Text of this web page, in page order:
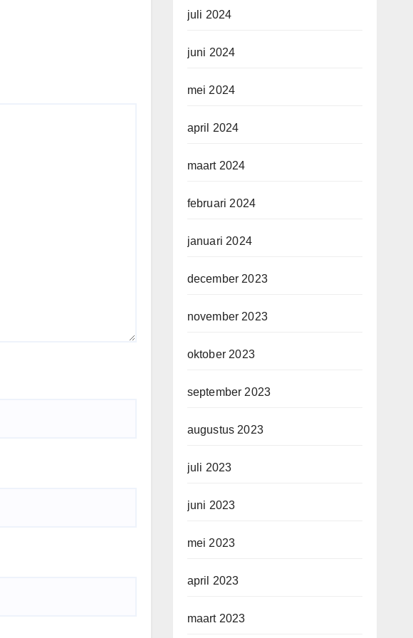
juli 2024
juni 2024
mei 2024
april 2024
maart 2024
februari 2024
januari 2024
december 2023
november 2023
oktober 2023
september 2023
augustus 2023
juli 2023
juni 2023
mei 2023
april 2023
maart 2023